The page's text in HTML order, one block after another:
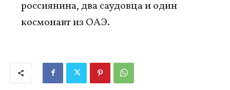
россиянина, два саудовца и один
космонавт из ОАЭ.